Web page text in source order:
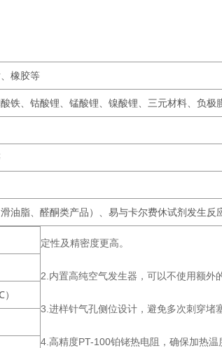
橡胶等
铁、钴酸锂、锰酸锂、镍酸锂、三元材料、负极
油脂、醛酮类产品）、易与卡尔费休试剂发生反
定性及精密度更高。
2.内置高纯空气发生器，可以不使用额外
3.进样针气孔侧位设计，避免多次刺穿堵
4.高精度PT-100铂铑热电阻，确保加热温